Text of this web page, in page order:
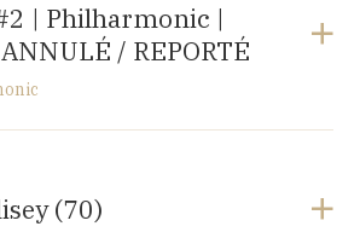
70270 Saint-Barthélemy
| Philharmonic |
/ REPORTÉ
(70)